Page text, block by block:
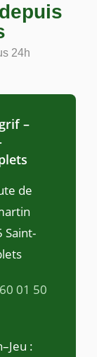
24h
–
de
Saint-
01 50
: